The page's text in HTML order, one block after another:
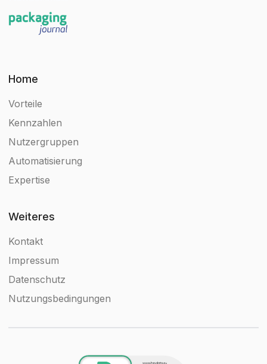
Home
Vorteile
Kennzahlen
Nutzergruppen
Automatisierung
Expertise
Weiteres
Kontakt
Impressum
Datenschutz
Nutzungsbedingungen